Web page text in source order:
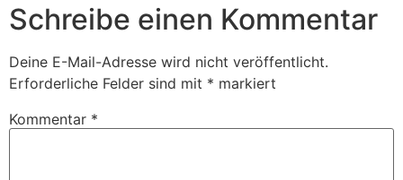
Schreibe einen Kommentar
Deine E-Mail-Adresse wird nicht veröffentlicht.
Erforderliche Felder sind mit * markiert
Kommentar *